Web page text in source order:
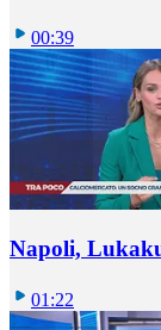
00:39
Napoli,
01:22